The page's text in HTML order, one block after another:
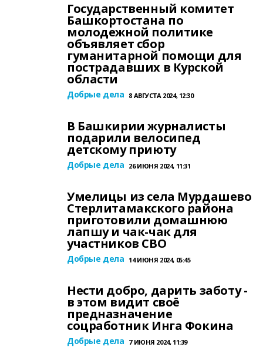
Государственный комитет
Башкортостана по
молодежной политике
объявляет сбор
гуманитарной помощи для
пострадавших в Курской
области
Добрые дела 8 АВГУСТА 2024, 12:30
В Башкирии журналисты
подарили велосипед
детскому приюту
Добрые дела 26 ИЮНЯ 2024, 11:31
Умелицы из села Мурдашево
Стерлитамакского района
приготовили домашнюю
лапшу и чак-чак для
участников СВО
Добрые дела 14 ИЮНЯ 2024, 05:45
Нести добро, дарить заботу -
в этом видит своё
предназначение
соцработник Инга Фокина
Добрые дела 7 ИЮНЯ 2024, 11:39